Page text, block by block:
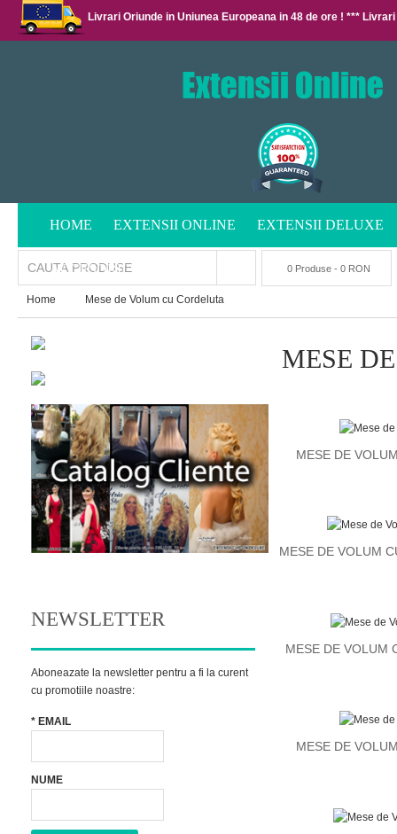
Livrari Oriunde in Uniunea Europeana in 48 de ore ! ***
HOME EXTENSII ONLINE EXTENSII DELUXE
ACCESORII 0 Produse - 0 RON
Home Mese de Volum cu Cordeluta
NEWSLETTER
Aboneazate la newsletter pentru a fi la curent
cu promotiile noastre:
* EMAIL
NUME
MESE
MESE DE
MESE DE VOLUM
MESE DE VOLUM
MESE DE